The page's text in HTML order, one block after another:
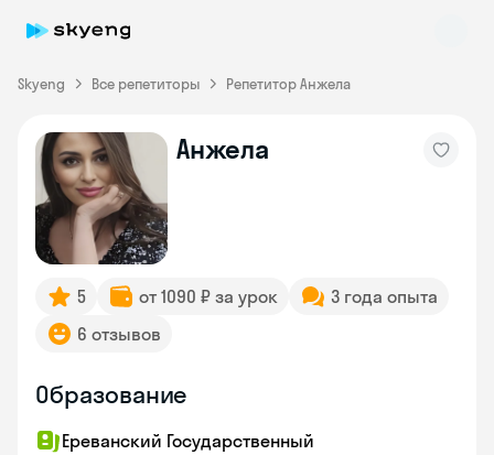
Skyeng Все репетиторы Репетитор Анжела
Анжела
5 от 1090 ₽ за урок
3 года опыта
6 отзывов
Образование
Ереванский Государственный
Skyeng Chat
online